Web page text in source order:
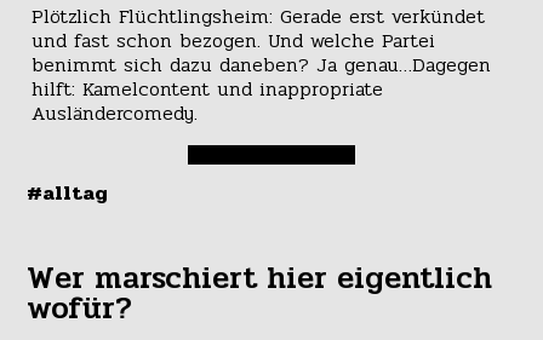
Plötzlich Flüchtlingsheim: Gerade erst verkündet
und fast schon bezogen. Und welche Partei
benimmt sich dazu daneben? Ja genau…Dagegen
hilft: Kamelcontent und inappropriate
Ausländercomedy.
#alltag
Wer marschiert hier eigentlich
wofür?